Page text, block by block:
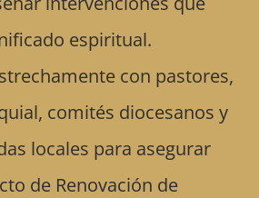
espiritual.
con pastores,
comités diocesanos y
locales para asegurar
de Renovación de